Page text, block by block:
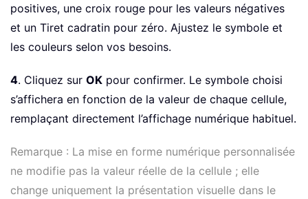
positives, une croix rouge pour les valeurs négatives
et un Tiret cadratin pour zéro. Ajustez le symbole et
les couleurs selon vos besoins.
4. Cliquez sur OK pour confirmer. Le symbole choisi
s’affichera en fonction de la valeur de chaque cellule,
remplaçant directement l’affichage numérique habituel.
Remarque : La mise en forme numérique personnalisée
ne modifie pas la valeur réelle de la cellule ; elle
change uniquement la présentation visuelle dans le